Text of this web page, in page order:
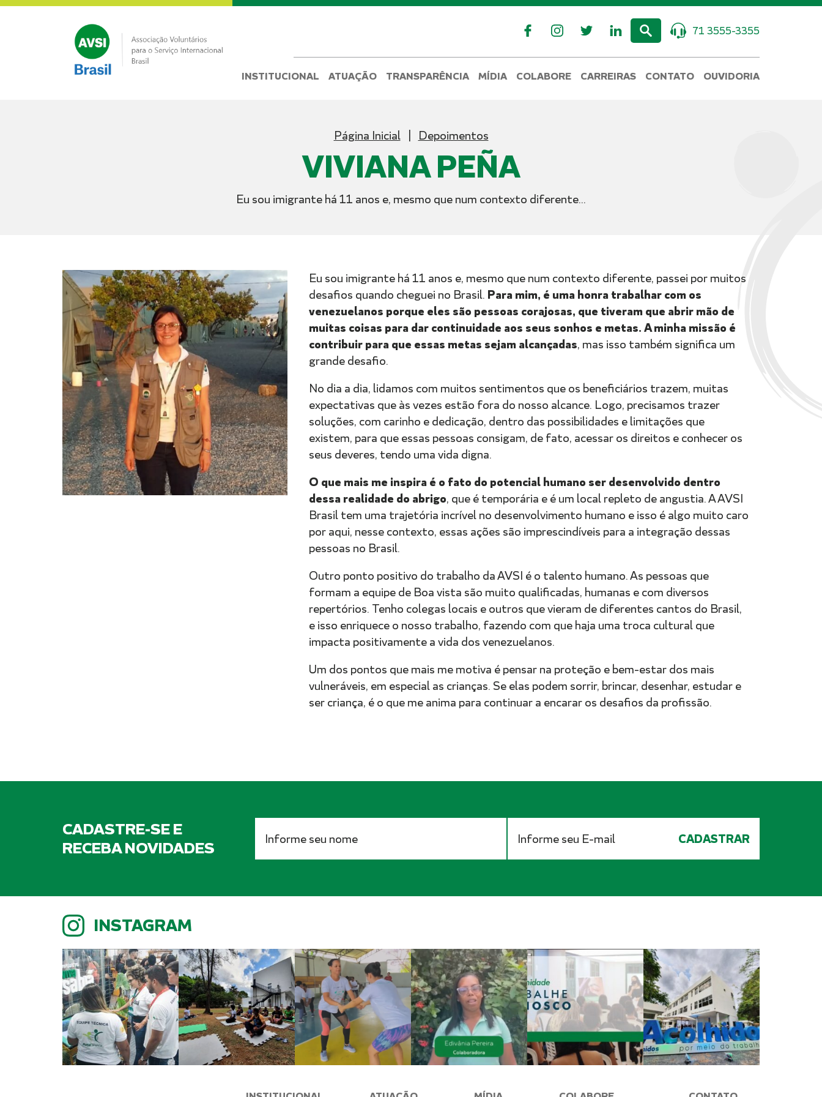
71 3555-3355
INSTITUCIONAL ATUAÇÃO TRANSPARÊNCIA MÍDIA COLABORE CARREIRAS CONTATO OUVIDORIA
Página Inicial Depoimentos
VIVIANA PEÑA
Eu sou imigrante há 11 anos e, mesmo que num contexto diferente...
Eu sou imigrante há 11 anos e, mesmo que num contexto diferente, passei por muitos
desafios quando cheguei no Brasil. Para mim, é uma honra trabalhar com os
venezuelanos porque eles são pessoas corajosas, que tiveram que abrir mão de
muitas coisas para dar continuidade aos seus sonhos e metas. A minha missão é
contribuir para que essas metas sejam alcançadas, mas isso também significa um
grande desafio.
No dia a dia, lidamos com muitos sentimentos que os beneficiários trazem, muitas
expectativas que às vezes estão fora do nosso alcance. Logo, precisamos trazer
soluções, com carinho e dedicação, dentro das possibilidades e limitações que
existem, para que essas pessoas consigam, de fato, acessar os direitos e conhecer os
seus deveres, tendo uma vida digna.
O que mais me inspira é o fato do potencial humano ser desenvolvido dentro
dessa realidade do abrigo, que é temporária e é um local repleto de angustia. A AVSI
Brasil tem uma trajetória incrível no desenvolvimento humano e isso é algo muito caro
por aqui, nesse contexto, essas ações são imprescindíveis para a integração dessas
pessoas no Brasil.
Outro ponto positivo do trabalho da AVSI é o talento humano. As pessoas que
formam a equipe de Boa vista são muito qualificadas, humanas e com diversos
repertórios. Tenho colegas locais e outros que vieram de diferentes cantos do Brasil,
e isso enriquece o nosso trabalho, fazendo com que haja uma troca cultural que
impacta positivamente a vida dos venezuelanos.
Um dos pontos que mais me motiva é pensar na proteção e bem-estar dos mais
vulneráveis, em especial as crianças. Se elas podem sorrir, brincar, desenhar, estudar e
ser criança, é o que me anima para continuar a encarar os desafios da profissão.
CADASTRE-SE E
RECEBA NOVIDADES
INSTAGRAM